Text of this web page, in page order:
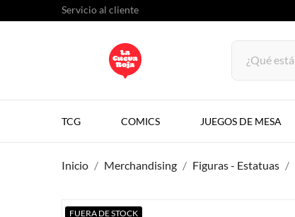
Servicio al cliente
TCG COMICS JUEGOS DE MESA
Inicio Merchandising Figuras - Estatuas
FUERA DE STOCK